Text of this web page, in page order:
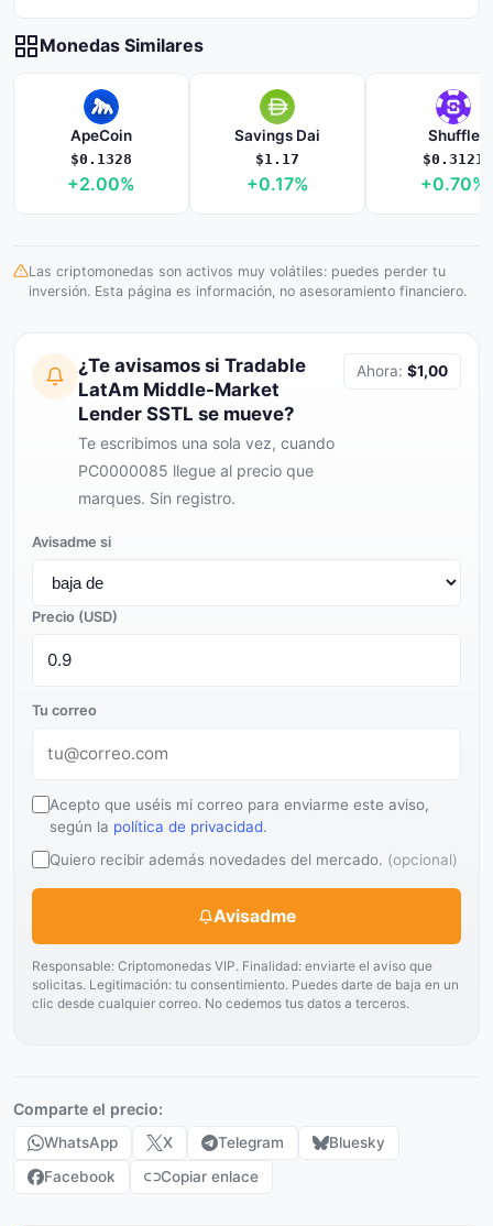
Monedas Similares
ApeCoin
$0.1328
+2.00%
Savings Dai
$1.17
+0.17%
Shuffle
$0.3121
+0.70%
Las criptomonedas son activos muy volátiles: puedes perder tu
inversión. Esta página es información, no asesoramiento financiero.
¿Te avisamos si Tradable
LatAm Middle-Market
Lender SSTL se mueve?
Te escribimos una sola vez, cuando
PC0000085 llegue al precio que
marques. Sin registro.
Ahora: $1,00
Avisadme si
Precio (USD)
Tu correo
Acepto que uséis mi correo para enviarme este aviso,
según la política de privacidad.
Quiero recibir además novedades del mercado. (opcional)
Avisadme
Responsable: Criptomonedas VIP. Finalidad: enviarte el aviso que
solicitas. Legitimación: tu consentimiento. Puedes darte de baja en un
clic desde cualquier correo. No cedemos tus datos a terceros.
Comparte el precio:
WhatsApp X Telegram
Bluesky
Facebook
Copiar enlace